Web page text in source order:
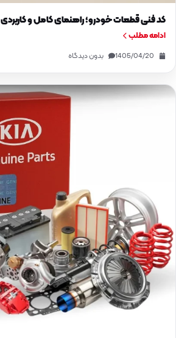
کد فنی قطعات خودرو؛ راهنمای کامل و کاربردی
ادامه مطلب
1405/04/20 بدون دیدگاه